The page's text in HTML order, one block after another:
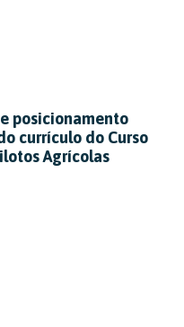
posicionamento
currículo do Curso
Agrícolas